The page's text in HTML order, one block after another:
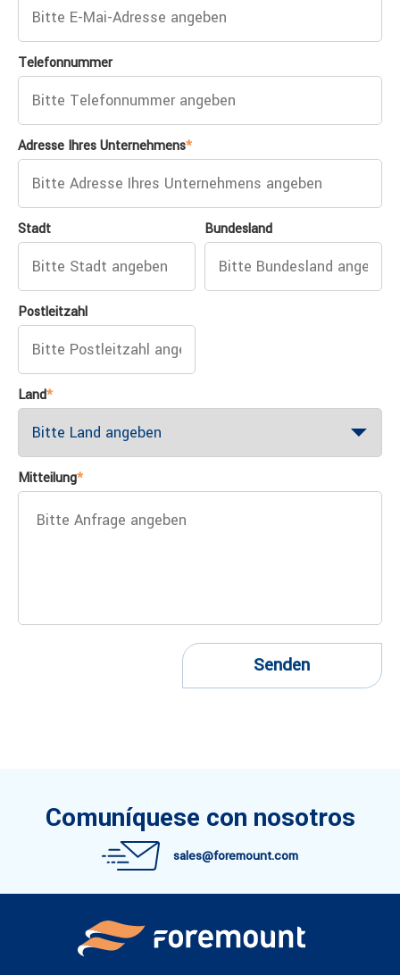
Telefonnummer
Adresse Ihres Unternehmens*
Stadt Bundesland
Postleitzahl
Land*
Mitteilung*
Senden
Comuníquese con nosotros
sales@foremount.com